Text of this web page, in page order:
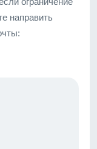
направить